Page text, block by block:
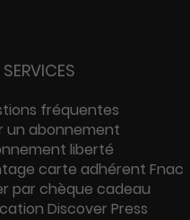
fréquentes
un abonnement
liberté
carte adhérent Fnac
par chèque cadeau
Discover Press